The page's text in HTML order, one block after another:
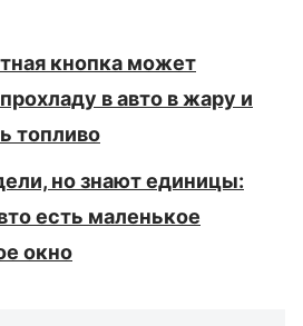
кнопка может
в авто в жару и
топливо
но знают единицы:
есть маленькое
окно